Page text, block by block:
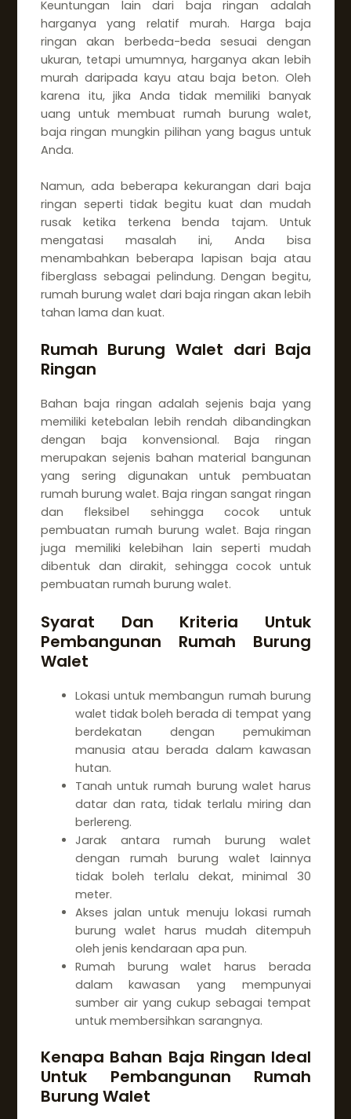
Keuntungan lain dari baja ringan adalah
harganya yang relatif murah. Harga baja
ringan akan berbeda-beda sesuai dengan
ukuran, tetapi umumnya, harganya akan lebih
murah daripada kayu atau baja beton. Oleh
karena itu, jika Anda tidak memiliki banyak
uang untuk membuat rumah burung walet,
baja ringan mungkin pilihan yang bagus untuk
Anda.
Namun, ada beberapa kekurangan dari baja
ringan seperti tidak begitu kuat dan mudah
rusak ketika terkena benda tajam. Untuk
mengatasi masalah ini, Anda bisa
menambahkan beberapa lapisan baja atau
fiberglass sebagai pelindung. Dengan begitu,
rumah burung walet dari baja ringan akan lebih
tahan lama dan kuat.
Rumah Burung Walet dari Baja
Ringan
Bahan baja ringan adalah sejenis baja yang
memiliki ketebalan lebih rendah dibandingkan
dengan baja konvensional. Baja ringan
merupakan sejenis bahan material bangunan
yang sering digunakan untuk pembuatan
rumah burung walet. Baja ringan sangat ringan
dan fleksibel sehingga cocok untuk
pembuatan rumah burung walet. Baja ringan
juga memiliki kelebihan lain seperti mudah
dibentuk dan dirakit, sehingga cocok untuk
pembuatan rumah burung walet.
Syarat Dan Kriteria Untuk
Pembangunan Rumah Burung
Walet
Lokasi untuk membangun rumah burung
walet tidak boleh berada di tempat yang
berdekatan dengan pemukiman
manusia atau berada dalam kawasan
hutan.
Tanah untuk rumah burung walet harus
datar dan rata, tidak terlalu miring dan
berlereng.
Jarak antara rumah burung walet
dengan rumah burung walet lainnya
tidak boleh terlalu dekat, minimal 30
meter.
Akses jalan untuk menuju lokasi rumah
burung walet harus mudah ditempuh
oleh jenis kendaraan apa pun.
Rumah burung walet harus berada
dalam kawasan yang mempunyai
sumber air yang cukup sebagai tempat
untuk membersihkan sarangnya.
Kenapa Bahan Baja Ringan Ideal
Untuk Pembangunan Rumah
Burung Walet